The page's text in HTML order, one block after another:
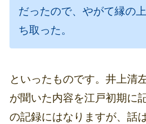
だったので、やがて縁の
ち取った。
といったものです。井上清
が聞いた内容を江戸初期に
の記録にはなりますが、話